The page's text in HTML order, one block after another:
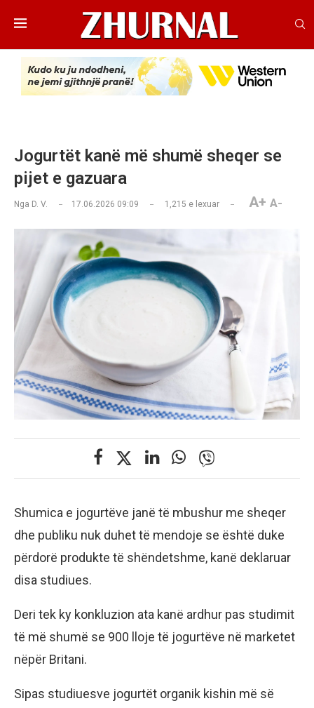
Jogurtët kanë më shumë sheqer se
pijet e gazuara
Nga D. V. 17.06.2026 09:09 1,215 e lexuar A+ A-
Shumica e jogurtëve janë të mbushur me sheqer
dhe publiku nuk duhet të mendoje se është duke
përdorë produkte të shëndetshme, kanë deklaruar
disa studiues.
Deri tek ky konkluzion ata kanë ardhur pas studimit
të më shumë se 900 lloje të jogurtëve në marketet
nëpër Britani.
Sipas studiuesve jogurtët organik kishin më së